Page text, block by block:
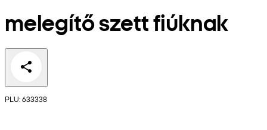
melegítő szett fiúknak
PLU: 633338